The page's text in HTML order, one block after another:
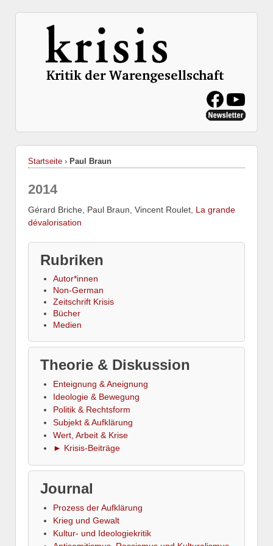
Startseite › Paul Braun
2014
Gérard Briche, Paul Braun, Vincent Roulet, La grande
dévalorisation
Rubriken
Autor*innen
Non-German
Zeitschrift Krisis
Bücher
Medien
Theorie & Diskussion
Enteignung & Aneignung
Ideologie & Bewegung
Politik & Rechtsform
Subjekt & Aufklärung
Wert, Arbeit & Krise
► Krisis-Beiträge
Journal
Prozess der Aufklärung
Krieg und Gewalt
Kultur- und Ideologiekritik